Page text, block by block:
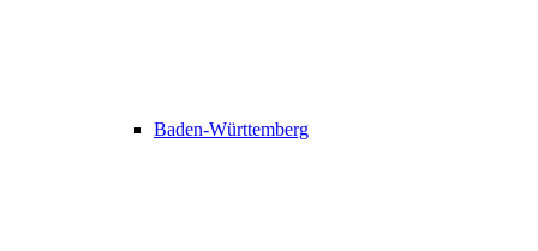
Baden-Württemberg